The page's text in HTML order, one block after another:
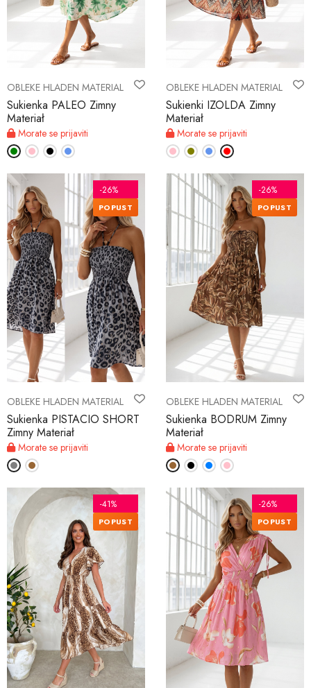
OBLEKE HLADEN MATERIAL
Sukienka PALEO Zimny
Materiał
Morate se prijaviti
OBLEKE HLADEN MATERIAL
Sukienki IZOLDA Zimny
Materiał
Morate se prijaviti
OBLEKE HLADEN MATERIAL
Sukienka PISTACIO SHORT
Zimny Materiał
Morate se prijaviti
-26%
POPUST
OBLEKE HLADEN MATERIAL
Sukienka BODRUM Zimny
Materiał
Morate se prijaviti
-26%
POPUST
-41%
POPUST
-26%
POPUST